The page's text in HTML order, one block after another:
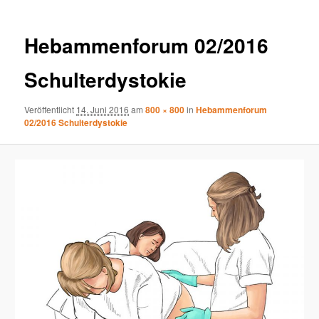
Hebammenforum 02/2016
Schulterdystokie
Veröffentlicht 14. Juni 2016 am800 × 800inHebammenforum
02/2016 Schulterdystokie